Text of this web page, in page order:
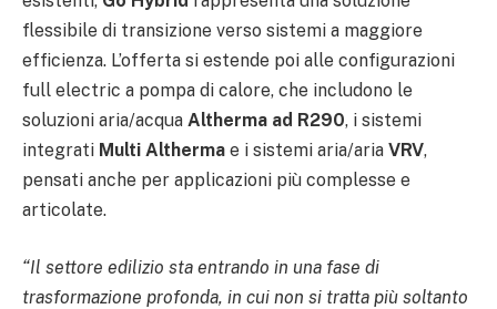
flessibile di transizione verso sistemi a maggiore
efficienza. L’offerta si estende poi alle configurazioni
full electric a pompa di calore, che includono le
soluzioni aria/acqua Altherma ad R290, i sistemi
integrati Multi Altherma e i sistemi aria/aria VRV,
pensati anche per applicazioni più complesse e
articolate.
“Il settore edilizio sta entrando in una fase di
trasformazione profonda, in cui non si tratta più soltanto